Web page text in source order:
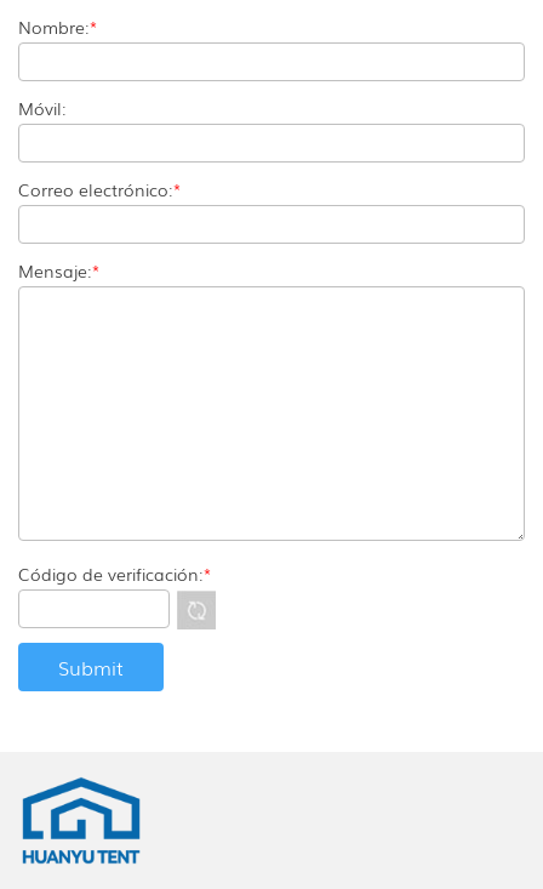
Nombre:*
Móvil:
Correo electrónico:*
Mensaje:*
Código de verificación:*